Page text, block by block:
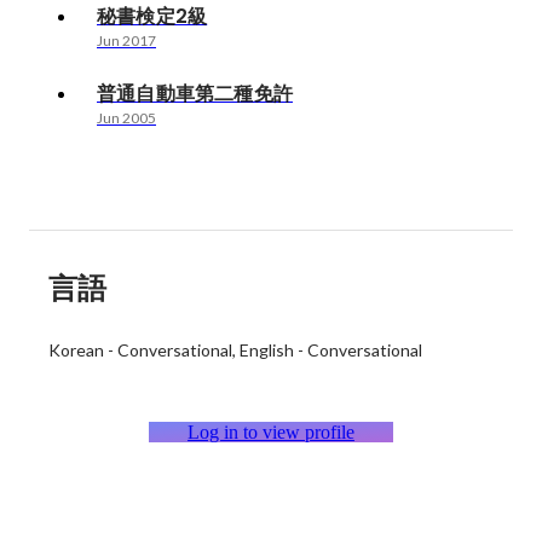
秘書検定2級
Jun 2017
普通自動車第二種免許
Jun 2005
言語
Korean - Conversational English - Conversational
Log in to view profile